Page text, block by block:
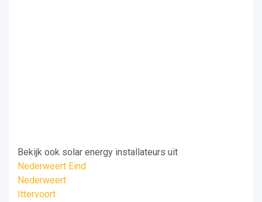
Bekijk ook solar energy installateurs uit
Nederweert Eind
Nederweert
Ittervoort